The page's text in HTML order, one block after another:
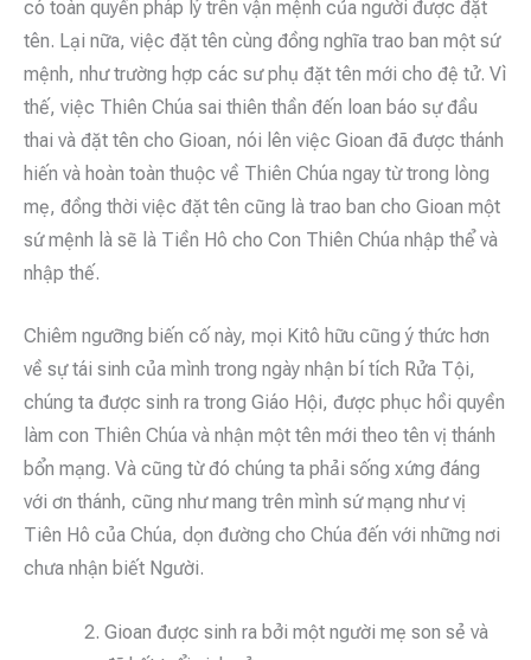
có toàn quyền pháp lý trên vận mệnh của người được đặt
tên. Lại nữa, việc đặt tên cùng đồng nghĩa trao ban một sứ
mệnh, như trường hợp các sư phụ đặt tên mới cho đệ tử. Vì
thế, việc Thiên Chúa sai thiên thần đến loan báo sự đầu
thai và đặt tên cho Gioan, nói lên việc Gioan đã được thánh
hiến và hoàn toàn thuộc về Thiên Chúa ngay từ trong lòng
mẹ, đồng thời việc đặt tên cũng là trao ban cho Gioan một
sứ mệnh là sẽ là Tiền Hô cho Con Thiên Chúa nhập thể và
nhập thế.
Chiêm ngưỡng biến cố này, mọi Kitô hữu cũng ý thức hơn
về sự tái sinh của mình trong ngày nhận bí tích Rửa Tội,
chúng ta được sinh ra trong Giáo Hội, được phục hồi quyền
làm con Thiên Chúa và nhận một tên mới theo tên vị thánh
bổn mạng. Và cũng từ đó chúng ta phải sống xứng đáng
với ơn thánh, cũng như mang trên mình sứ mạng như vị
Tiên Hô của Chúa, dọn đường cho Chúa đến với những nơi
chưa nhận biết Người.
Gioan được sinh ra bởi một người mẹ son sẻ và